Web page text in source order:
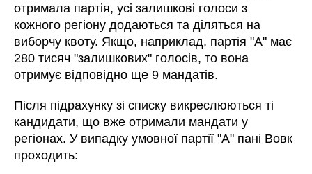
отримала партія, усі залишкові голоси з
кожного регіону додаються та діляться на
виборчу квоту. Якщо, наприклад, партія "А" має
280 тисяч "залишкових" голосів, то вона
отримує відповідно ще 9 мандатів.
Після підрахунку зі списку викреслюються ті
кандидати, що вже отримали мандати у
регіонах. У випадку умовної партії "А" пані Вовк
проходить: